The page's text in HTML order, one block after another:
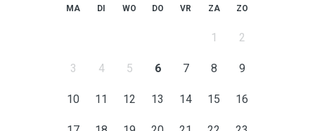
MA DI WO DO VR ZA ZO
1 2
3 4 5 6 7 8 9
10 11 12 13 14 15 16